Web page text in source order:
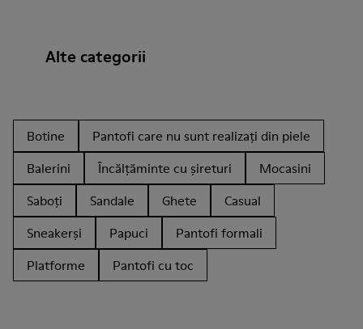
Alte categorii
Botine
Pantofi care nu sunt realizați din piele
Balerini
Încălțăminte cu șireturi
Mocasini
Saboți
Sandale Ghete
Casual
Sneakerși
Papuci
Pantofi formali
Platforme
Pantofi cu toc